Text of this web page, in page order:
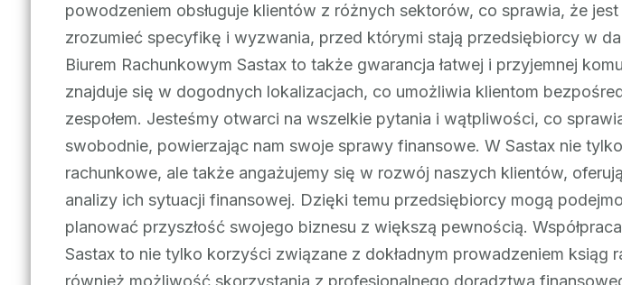
powodzeniem obsługuje klientów z różnych sektorów, co sprawia, że jest
zrozumieć specyfikę i wyzwania, przed którymi stają przedsiębiorcy w
Biurem Rachunkowym Sastax to także gwarancja łatwej i przyjemnej
znajduje się w dogodnych lokalizacjach, co umożliwia klientom
zespołem. Jesteśmy otwarci na wszelkie pytania i wątpliwości, co
swobodnie, powierzając nam swoje sprawy finansowe. W Sastax nie
rachunkowe, ale także angażujemy się w rozwój naszych klientów,
analizy ich sytuacji finansowej. Dzięki temu przedsiębiorcy mogą
planować przyszłość swojego biznesu z większą pewnością.
Sastax to nie tylko korzyści związane z dokładnym prowadzeniem ksiąg